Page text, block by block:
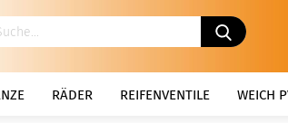
RÄDER REIFENVENTILE WEICH